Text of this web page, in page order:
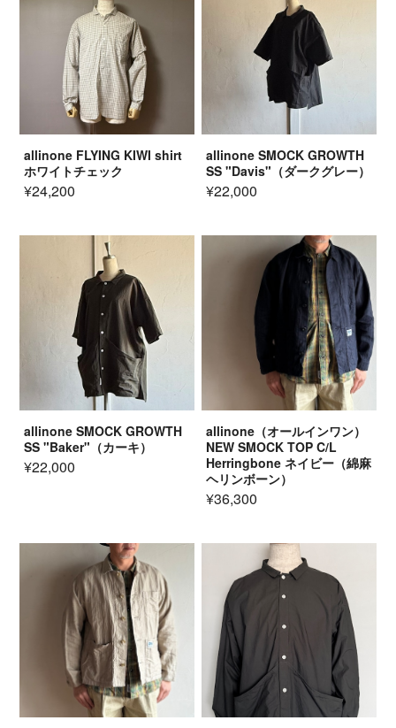
allinone FLYING KIWI shirt
ホワイトチェック
¥24,200
allinone SMOCK GROWTH
SS "Davis"（ダークグレー）
¥22,000
allinone SMOCK GROWTH
SS "Baker"（カーキ）
¥22,000
allinone（オールインワン）
NEW SMOCK TOP C/L
Herringbone ネイビー（綿麻
ヘリンボーン）
¥36,300